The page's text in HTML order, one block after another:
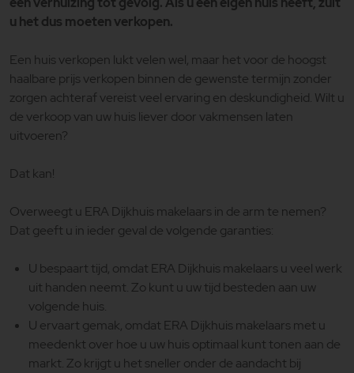
u het dus moeten verkopen.
Een huis verkopen lukt velen wel, maar het voor de hoogst
haalbare prijs verkopen binnen de gewenste termijn zonder
zorgen achteraf vereist veel ervaring en deskundigheid. Wilt u
de verkoop van uw huis liever door vakmensen laten
uitvoeren?
Dat kan!
Overweegt u ERA Dijkhuis makelaars in de arm te nemen?
Dat geeft u in ieder geval de volgende garanties:
U bespaart tijd, omdat ERA Dijkhuis makelaars u veel werk
uit handen neemt. Zo kunt u uw tijd besteden aan uw
volgende huis.
U ervaart gemak, omdat ERA Dijkhuis makelaars met u
meedenkt over hoe u uw huis optimaal kunt tonen aan de
markt. Zo krijgt u het sneller onder de aandacht bij